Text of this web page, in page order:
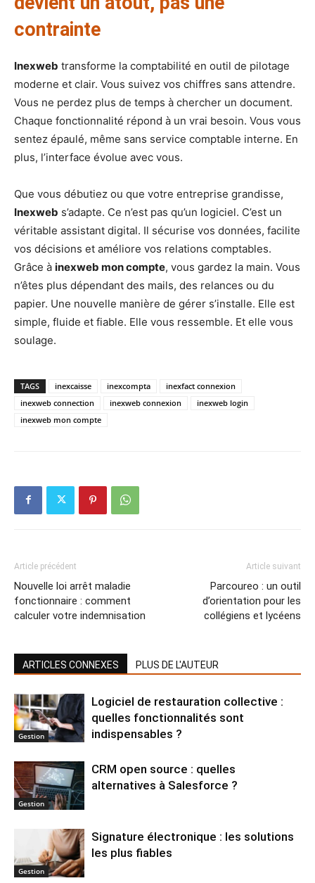
contrainte
Inexweb transforme la comptabilité en outil de pilotage
moderne et clair. Vous suivez vos chiffres sans attendre.
Vous ne perdez plus de temps à chercher un document.
Chaque fonctionnalité répond à un vrai besoin. Vous vous
sentez épaulé, même sans service comptable interne. En
plus, l’interface évolue avec vous.
Que vous débutiez ou que votre entreprise grandisse,
Inexweb s’adapte. Ce n’est pas qu’un logiciel. C’est un
véritable assistant digital. Il sécurise vos données, facilite
vos décisions et améliore vos relations comptables.
Grâce à inexweb mon compte, vous gardez la main. Vous
n’êtes plus dépendant des mails, des relances ou du
papier. Une nouvelle manière de gérer s’installe. Elle est
simple, fluide et fiable. Elle vous ressemble. Et elle vous
soulage.
TAGS inexcaisse inexcompta
inexfact connexion
inexweb connection
inexweb connexion
inexweb login
inexweb mon compte
Article précédent
Nouvelle loi arrêt maladie
fonctionnaire : comment
calculer votre indemnisation
Article suivant
Parcoureo : un outil
d’orientation pour les
collégiens et lycéens
ARTICLES CONNEXES PLUS DE L'AUTEUR
Gestion
Logiciel de restauration collective :
quelles fonctionnalités sont
indispensables ?
Gestion
CRM open source : quelles
alternatives à Salesforce ?
Gestion
Signature électronique : les solutions
les plus fiables